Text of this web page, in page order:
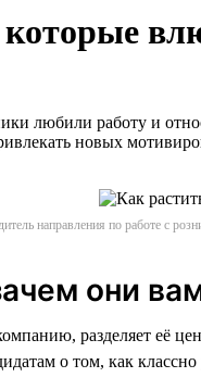
любили работу и
новых
направления по работе с
они
разделяет её
о том, как классно